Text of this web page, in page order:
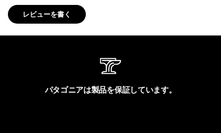
レビューを書く
パタゴニアは製品を保証しています。